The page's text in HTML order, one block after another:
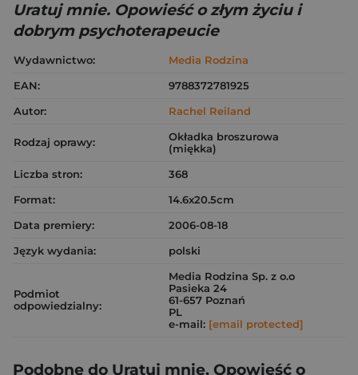
Uratuj mnie. Opowieść o złym życiu i
dobrym psychoterapeucie
Wydawnictwo:
Media Rodzina
EAN:
9788372781925
Autor:
Rachel Reiland
Rodzaj oprawy:
Okładka broszurowa
(miękka)
Liczba stron:
368
Format:
14.6x20.5cm
Data premiery:
2006-08-18
Język wydania:
polski
Podmiot
odpowiedzialny:
Media Rodzina Sp. z o.o
Pasieka 24
61-657 Poznań
PL
e-mail: [email protected]
Podobne do Uratuj mnie. Opowieść o